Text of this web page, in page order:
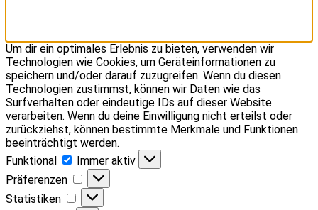
Um dir ein optimales Erlebnis zu bieten, verwenden wir
Technologien wie Cookies, um Geräteinformationen zu
speichern und/oder darauf zuzugreifen. Wenn du diesen
Technologien zustimmst, können wir Daten wie das
Surfverhalten oder eindeutige IDs auf dieser Website
verarbeiten. Wenn du deine Einwilligung nicht erteilst oder
zurückziehst, können bestimmte Merkmale und Funktionen
beeinträchtigt werden.
Funktional
Funktional
Immer aktiv
Präferenzen
Präferenzen
Statistiken
Statistiken